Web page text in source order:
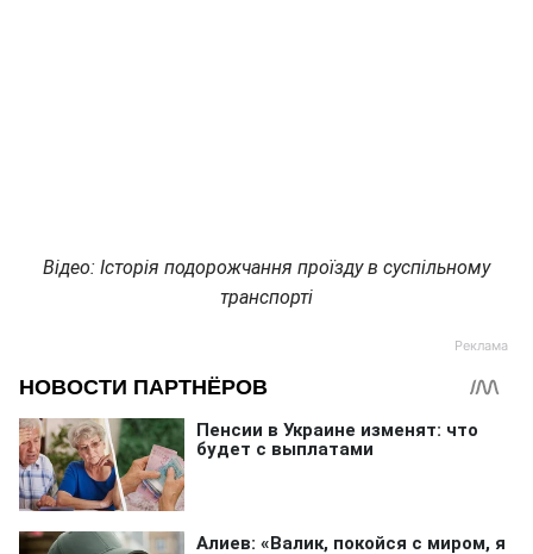
Відео: Історія подорожчання проїзду в суспільному
транспорті